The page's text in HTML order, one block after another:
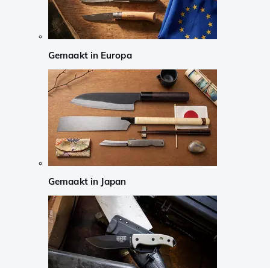
Gemaakt in Europa
Gemaakt in Japan